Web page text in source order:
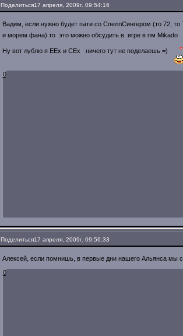
Поделиться17 апреля, 2009г. 09:54:16
Вадим, если нужно будет пати со СпеллСингером (то 72, то
и морем фана) то это можно обсудить в игре в пм Mikado
Ну вот лублю я ЕЕх и СЕх ничего тут не поделаешь =)
0
Поделиться17 апреля, 2009г. 09:56:33
Алексей, если помнишь, в первые дни нашего Альянса мы
0